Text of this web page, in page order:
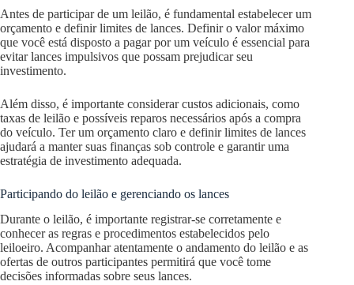
Antes de participar de um leilão, é fundamental estabelecer um
orçamento e definir limites de lances. Definir o valor máximo
que você está disposto a pagar por um veículo é essencial para
evitar lances impulsivos que possam prejudicar seu
investimento.
Além disso, é importante considerar custos adicionais, como
taxas de leilão e possíveis reparos necessários após a compra
do veículo. Ter um orçamento claro e definir limites de lances
ajudará a manter suas finanças sob controle e garantir uma
estratégia de investimento adequada.
Participando do leilão e gerenciando os lances
Durante o leilão, é importante registrar-se corretamente e
conhecer as regras e procedimentos estabelecidos pelo
leiloeiro. Acompanhar atentamente o andamento do leilão e as
ofertas de outros participantes permitirá que você tome
decisões informadas sobre seus lances.